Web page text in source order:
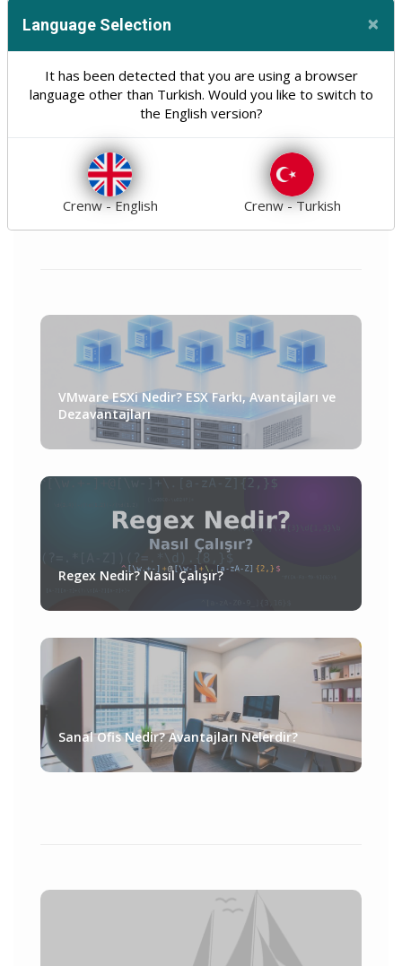
Web Tasarım Ve Yazılım
Hosting 31 Domain 11
Optimizasyon 8 Seo 10
Güvenlik 18
Teknoloji 31 160
VMware ESXi Nedir? ESX Farkı, Avantajları ve
Dezavantajları
Regex Nedir? Nasıl Çalışır?
Sanal Ofis Nedir? Avantajları Nelerdir?
Language Selection ×
It has been detected that you are using a browser
language other than Turkish. Would you like to switch to
the English version?
Crenw - English Crenw - Turkish